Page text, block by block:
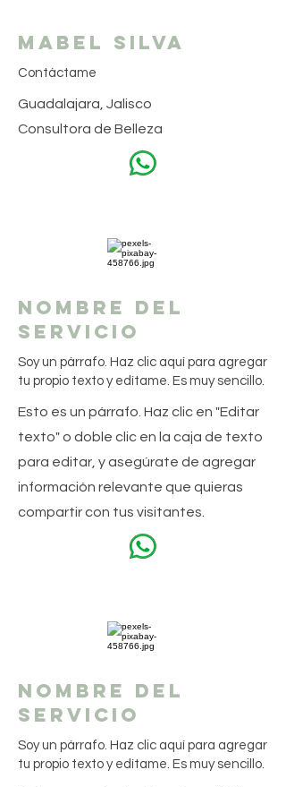
Mabel Silva
Contáctame
Guadalajara, Jalisco
Consultora de Belleza
Nombre del
servicio
Soy un párrafo. Haz clic aquí para agregar
tu propio texto y edítame. Es muy sencillo.
Esto es un párrafo. Haz clic en "Editar
texto" o doble clic en la caja de texto
para editar, y asegúrate de agregar
información relevante que quieras
compartir con tus visitantes.
Nombre del
servicio
Soy un párrafo. Haz clic aquí para agregar
tu propio texto y edítame. Es muy sencillo.